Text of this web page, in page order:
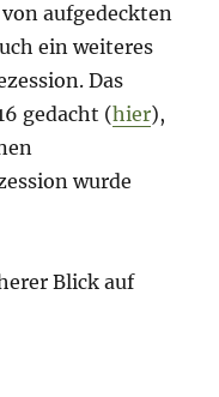
aufgedeckten
ein weiteres
Das
gedacht (hier),
wurde
Blick auf